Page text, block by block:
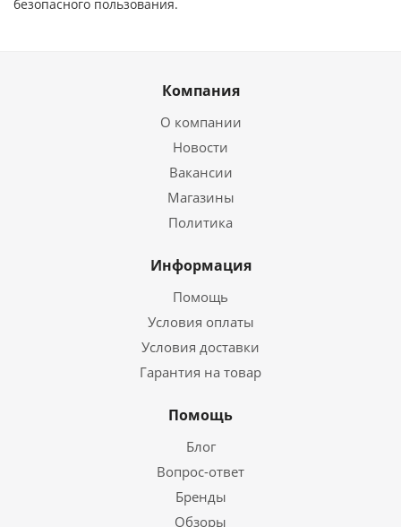
безопасного пользования.
Компания
О компании
Новости
Вакансии
Магазины
Политика
Информация
Помощь
Условия оплаты
Условия доставки
Гарантия на товар
Помощь
Блог
Вопрос-ответ
Бренды
Обзоры